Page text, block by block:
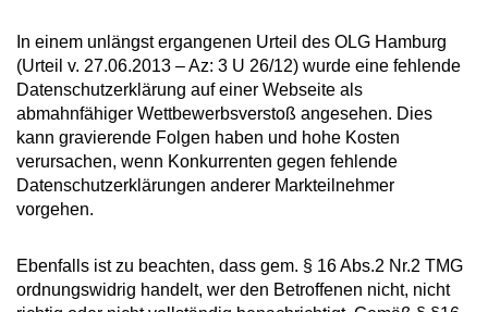
In einem unlängst ergangenen Urteil des OLG Hamburg
(Urteil v. 27.06.2013 – Az: 3 U 26/12) wurde eine fehlende
Datenschutzerklärung auf einer Webseite als
abmahnfähiger Wettbewerbsverstoß angesehen. Dies
kann gravierende Folgen haben und hohe Kosten
verursachen, wenn Konkurrenten gegen fehlende
Datenschutzerklärungen anderer Markteilnehmer
vorgehen.
Ebenfalls ist zu beachten, dass gem. § 16 Abs.2 Nr.2 TMG
ordnungswidrig handelt, wer den Betroffenen nicht, nicht